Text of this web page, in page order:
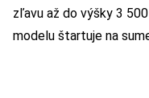
zľavu až do výšky 3
modelu štartuje na